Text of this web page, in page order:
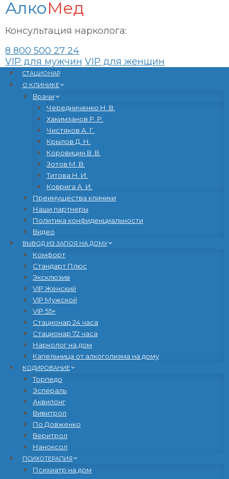
АлкоМед
Консультация нарколога:
8 800 500 27 24
VIP для мужчин VIP для женщин
Перейти
содержанию
CТАЦИОНАР
О КЛИНИКЕ
Врачи
Чередниченко Н. В.
Хакимзанов Р. Р.
Чистяков А. Г.
Крылов Д. Н.
Коровицин В. В.
Зотов М. В.
Титова Н. И.
Коврига А. И.
Преимущества клиники
Наши партнеры
Политика конфиденциальности
Видео
ВЫВОД ИЗ ЗАПОЯ НА ДОМУ
Комфорт
Стандарт Плюс
Эксклюзив
VIP Женский
VIP Мужской
VIP 55+
Стационар 24 часа
Стационар 72 часа
Нарколог на дом
Капельница от алкоголизма на дому
КОДИРОВАНИЕ
Торпедо
Эспераль
Аквилонг
Вивитрол
По Довженко
Веритрол
Наноксол
ПСИХОТЕРАПИЯ
Психиатр на дом